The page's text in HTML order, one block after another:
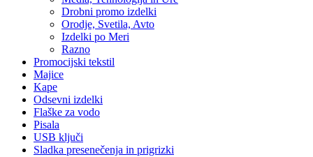
Drobni promo izdelki
Orodje, Svetila, Avto
Izdelki po Meri
Razno
Promocijski tekstil
Majice
Kape
Odsevni izdelki
Flaške za vodo
Pisala
USB ključi
Sladka presenečenja in prigrizki